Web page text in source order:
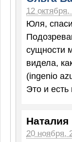
12
Юля,
сущности
видела,
(ingenio
Это и есть
Наталия
20 ноября,